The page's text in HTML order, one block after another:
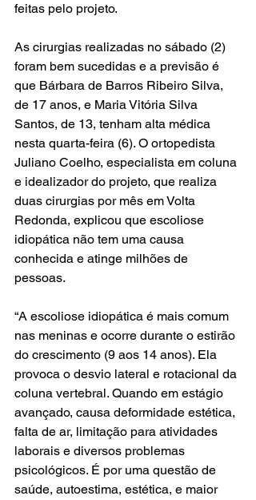
feitas pelo projeto.
As cirurgias realizadas no sábado (2)
foram bem sucedidas e a previsão é
que Bárbara de Barros Ribeiro Silva,
de 17 anos, e Maria Vitória Silva
Santos, de 13, tenham alta médica
nesta quarta-feira (6). O ortopedista
Juliano Coelho, especialista em coluna
e idealizador do projeto, que realiza
duas cirurgias por mês em Volta
Redonda, explicou que escoliose
idiopática não tem uma causa
conhecida e atinge milhões de
pessoas.
“A escoliose idiopática é mais comum
nas meninas e ocorre durante o estirão
do crescimento (9 aos 14 anos). Ela
provoca o desvio lateral e rotacional da
coluna vertebral. Quando em estágio
avançado, causa deformidade estética,
falta de ar, limitação para atividades
laborais e diversos problemas
psicológicos. É por uma questão de
saúde, autoestima, estética, e maior